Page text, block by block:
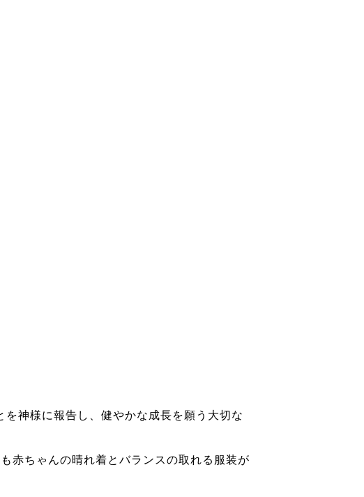
を神様に報告し、健やかな成長を願う大切な
赤ちゃんの晴れ着とバランスの取れる服装が